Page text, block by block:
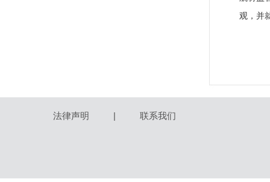
观，并
法律声明 | 联系我们